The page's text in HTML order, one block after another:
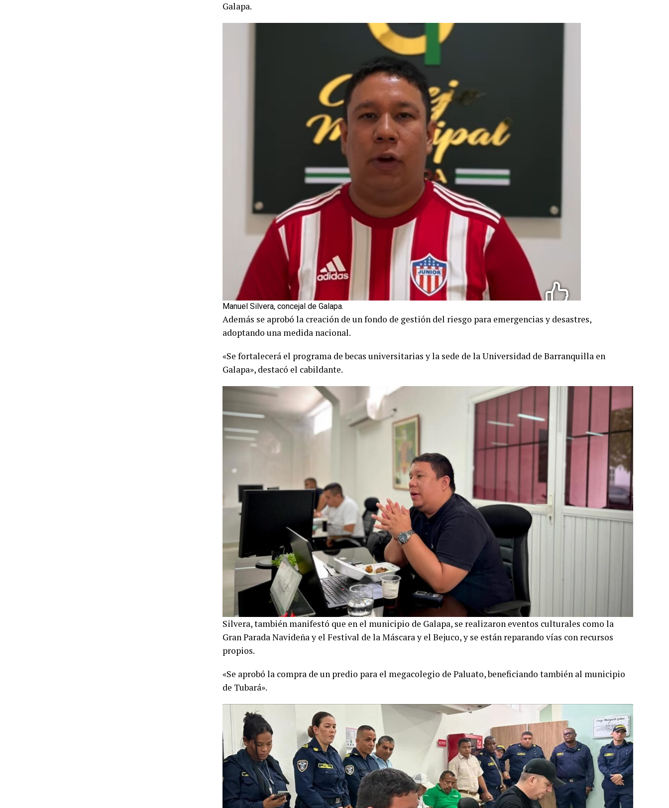
Galapa.
Manuel Silvera, concejal de Galapa.
Además se aprobó la creación de un fondo de gestión del riesgo para emergencias y desastres,
adoptando una medida nacional.
«Se fortalecerá el programa de becas universitarias y la sede de la Universidad de Barranquilla en
Galapa», destacó el cabildante.
Silvera, también manifestó que en el municipio de Galapa, se realizaron eventos culturales como la
Gran Parada Navideña y el Festival de la Máscara y el Bejuco, y se están reparando vías con recursos
propios.
«Se aprobó la compra de un predio para el megacolegio de Paluato, beneficiando también al municipio
de Tubará».